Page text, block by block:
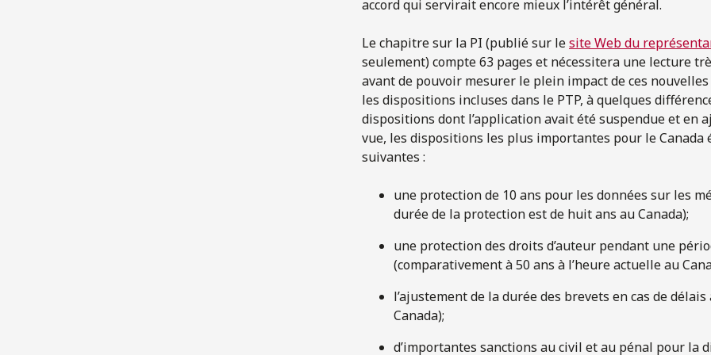
accord qui servirait encore mieux l’intérêt général.
Le chapitre sur la PI (publié sur lesite Web du
seulement) compte 63 pages et nécessitera une lecture
avant de pouvoir mesurer le plein impact de ces
les dispositions incluses dans le PTP, à quelques
dispositions dont l’application avait été suspendue et en
vue, les dispositions les plus importantes pour le Canada
suivantes :
une protection de 10 ans pour les données sur les
durée de la protection est de huit ans au Canada);
une protection des droits d’auteur pendant une
(comparativement à 50 ans à l’heure actuelle au
l’ajustement de la durée des brevets en cas de
Canada);
d’importantes sanctions au civil et au pénal pour la